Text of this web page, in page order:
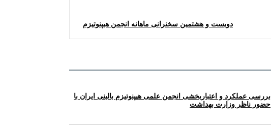
دویست و هشتمین سخنرانی ماهانه انجمن هیپنوتیزم
بررسی عملکرد و اعتباربخشی انجمن علمی هیپنوتیزم بالینی ایران با
حضور ناظر وزارت بهداشت